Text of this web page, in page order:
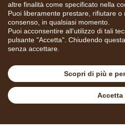
altre finalità come specificato nella
Puoi liberamente prestare, rifiutare o
consenso, in qualsiasi momento.
Puoi acconsentire all'utilizzo di tali
pulsante "Accetta". Chiudendo
senza accettare.
Scopri di più e
Accetta